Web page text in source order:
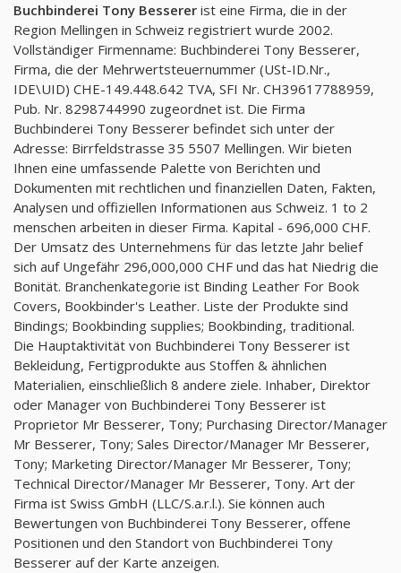
Buchbinderei Tony Besserer ist eine Firma, die in der
Region Mellingen in Schweiz registriert wurde 2002.
Vollständiger Firmenname: Buchbinderei Tony Besserer,
Firma, die der Mehrwertsteuernummer (USt-ID.Nr.,
IDE\UID) CHE-149.448.642 TVA, SFI Nr. CH39617788959,
Pub. Nr. 8298744990 zugeordnet ist. Die Firma
Buchbinderei Tony Besserer befindet sich unter der
Adresse: Birrfeldstrasse 35 5507 Mellingen. Wir bieten
Ihnen eine umfassende Palette von Berichten und
Dokumenten mit rechtlichen und finanziellen Daten, Fakten,
Analysen und offiziellen Informationen aus Schweiz. 1 to 2
menschen arbeiten in dieser Firma. Kapital - 696,000 CHF.
Der Umsatz des Unternehmens für das letzte Jahr belief
sich auf Ungefähr 296,000,000 CHF und das hat Niedrig die
Bonität. Branchenkategorie ist Binding Leather For Book
Covers, Bookbinder's Leather. Liste der Produkte sind
Bindings; Bookbinding supplies; Bookbinding, traditional.
Die Hauptaktivität von Buchbinderei Tony Besserer ist
Bekleidung, Fertigprodukte aus Stoffen & ähnlichen
Materialien, einschließlich 8 andere ziele. Inhaber, Direktor
oder Manager von Buchbinderei Tony Besserer ist
Proprietor Mr Besserer, Tony; Purchasing Director/Manager
Mr Besserer, Tony; Sales Director/Manager Mr Besserer,
Tony; Marketing Director/Manager Mr Besserer, Tony;
Technical Director/Manager Mr Besserer, Tony. Art der
Firma ist Swiss GmbH (LLC/S.a.r.l.). Sie können auch
Bewertungen von Buchbinderei Tony Besserer, offene
Positionen und den Standort von Buchbinderei Tony
Besserer auf der Karte anzeigen.